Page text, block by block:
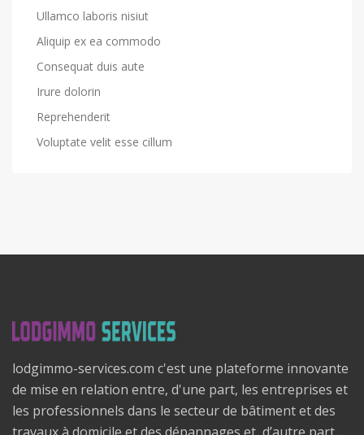
Ullamco laboris nisiut
Aliquip ex ea commodo
Consequat duis aute
Irure dolorin
Reprehenderit
Voluptate velit esse cillum
lodgimmo-services.com c'est une plateforme innovante
de mise en relation entre, d'une part, les entreprises et
les professionnels dans le secteur de bâtiment et des